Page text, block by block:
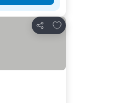
Compartir
Agregar a favoritos